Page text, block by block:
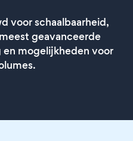
voor schaalbaarheid,
geavanceerde
mogelijkheden voor